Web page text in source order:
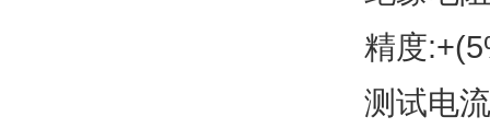
精度
测试电